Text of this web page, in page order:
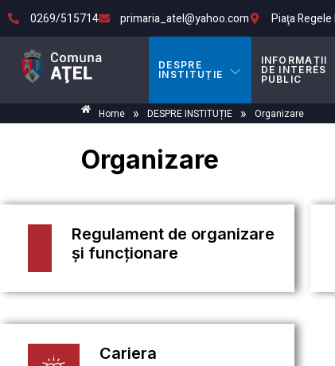
0269/515714 primaria_atel@yahoo.com Piaţa
DESPRE
INSTITUȚIE
INFORMAȚII
DE INTERES
PUBLIC
Home » DESPRE INSTITUȚIE » Organizare
Organizare
Regulament de organizare
și funcționare
Cariera